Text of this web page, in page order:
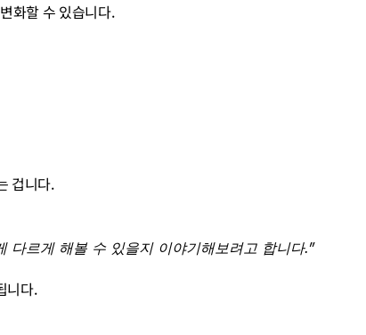
화할 수 있습니다.
겁니다.
다르게 해볼 수 있을지 이야기해보려고 합니다.”
니다.